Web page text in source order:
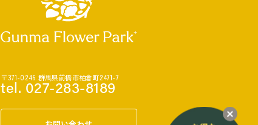
〒371-0246 群⾺県前橋市柏倉町2471-7
tel. 027-283-8189